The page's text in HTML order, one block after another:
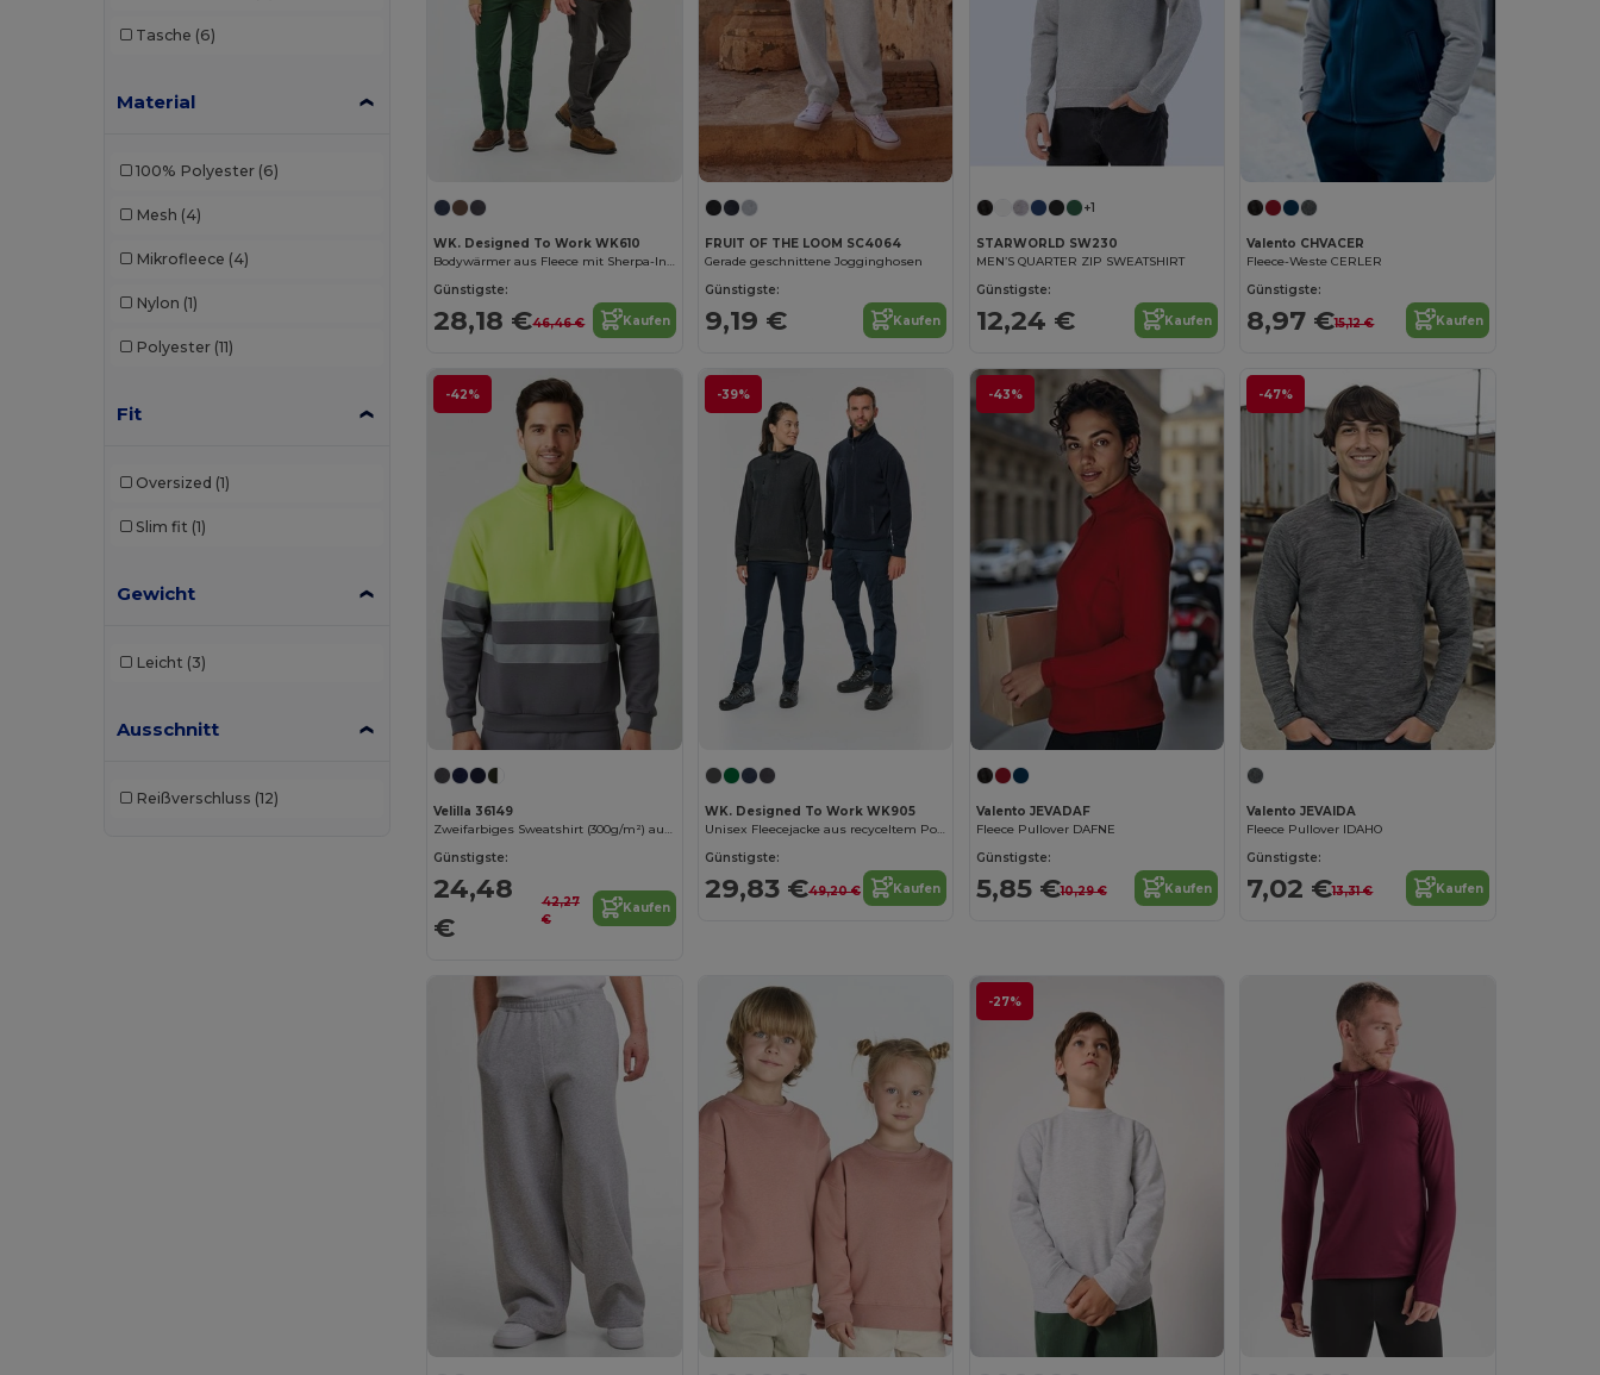
Tasche (6)
Material
100% Polyester (6)
Mesh (4)
Mikrofleece (4)
Nylon (1)
Polyester (11)
Fit
Oversized (1)
Slim fit (1)
Gewicht
Leicht (3)
Ausschnitt
Reißverschluss (12)
WK. Designed To Work WK610
Bodywärmer aus Fleece mit Sherpa-Innenseite, Unisex
Günstigste:
28,18 €46,46 € Kaufen
FRUIT OF THE LOOM SC4064
Gerade geschnittene Jogginghosen
Günstigste:
9,19 € Kaufen
+1
STARWORLD SW230
MEN’S QUARTER ZIP SWEATSHIRT
Günstigste:
12,24 € Kaufen
Valento CHVACER
Fleece-Weste CERLER
Günstigste:
8,97 €15,12 € Kaufen
-42%
Velilla 36149
Zweifarbiges Sweatshirt (300g/m²) aus Polyester-Fleece (100%)
Günstigste:
24,48
€
42,27
€
Kaufen
-39%
WK. Designed To Work WK905
Unisex Fleecejacke aus recyceltem Polyester mit Reißverschluss
Günstigste:
29,83 €49,20 € Kaufen
-43%
Valento JEVADAF
Fleece Pullover DAFNE
Günstigste:
5,85 €10,29 € Kaufen
-47%
Valento JEVAIDA
Fleece Pullover IDAHO
Günstigste:
7,02 €13,31 € Kaufen
-27%